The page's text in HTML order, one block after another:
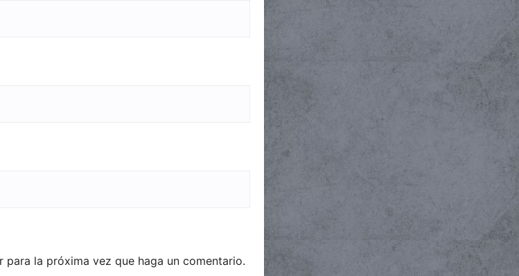
la próxima vez que haga un comentario.